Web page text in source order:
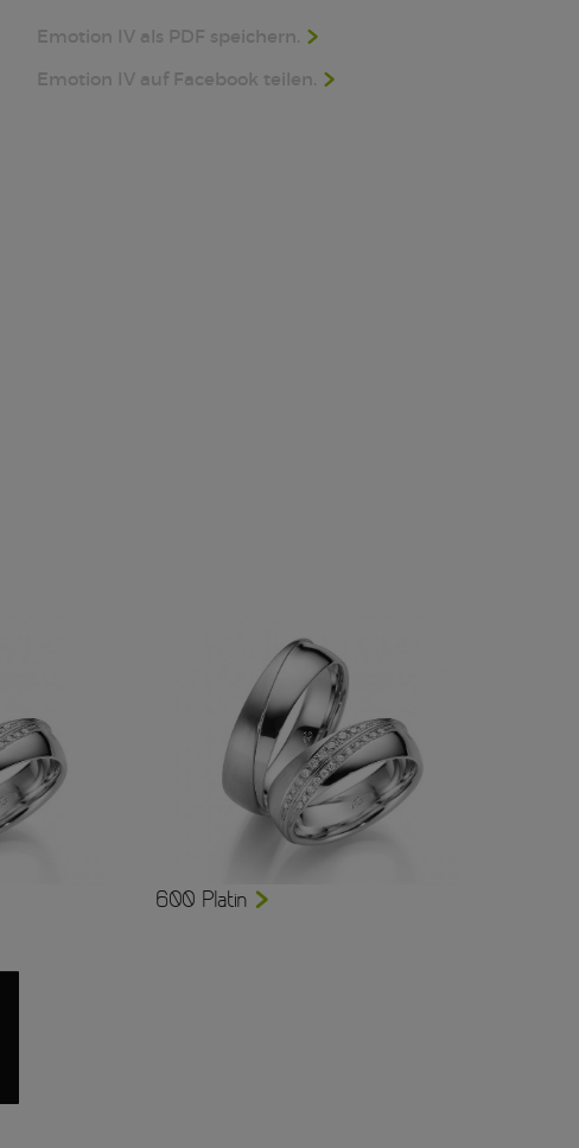
Emotion IV als PDF speichern.
Emotion IV auf Facebook teilen.
600 Platin